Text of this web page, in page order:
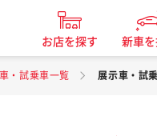
お店を探す 新車を
・試乗車一覧 展示車・試